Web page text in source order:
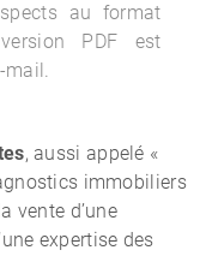
au format
PDF est
mail.
, aussi appelé «
immobiliers
vente d’une
expertise des